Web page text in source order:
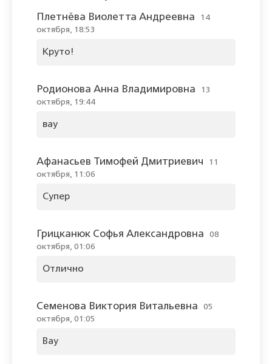
Плетнёва Виолетта Андреевна
14
октября, 18:53
Круто!
Родионова Анна Владимировна
13
октября, 19:44
вау
Афанасьев Тимофей Дмитриевич
11
октября, 11:06
Супер
Грицканюк Софья Александровна
08
октября, 01:06
Отлично
Семенова Виктория Витальевна
05
октября, 01:05
Вау